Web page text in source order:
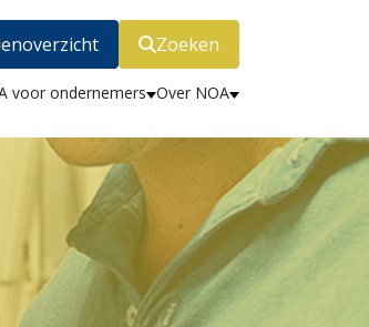
Zoeken
voor ondernemers Over NOA